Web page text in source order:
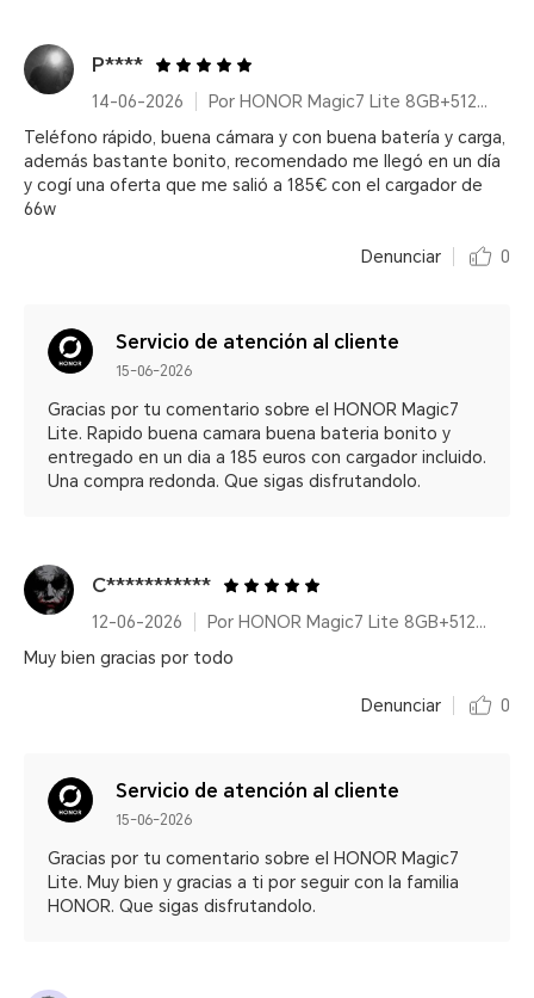
P****
14-06-2026
Por HONOR Magic7 Lite 8GB+512GB Titanium Purple
Teléfono rápido, buena cámara y con buena batería y carga,
además bastante bonito, recomendado me llegó en un día
y cogí una oferta que me salió a 185€ con el cargador de
66w
Denunciar 0
Servicio de atención al cliente
15-06-2026
Gracias por tu comentario sobre el HONOR Magic7
Lite. Rapido buena camara buena bateria bonito y
entregado en un dia a 185 euros con cargador incluido.
Una compra redonda. Que sigas disfrutandolo.
C***********
12-06-2026
Por HONOR Magic7 Lite 8GB+512GB Titanium Purple
Muy bien gracias por todo
Denunciar 0
Servicio de atención al cliente
15-06-2026
Gracias por tu comentario sobre el HONOR Magic7
Lite. Muy bien y gracias a ti por seguir con la familia
HONOR. Que sigas disfrutandolo.